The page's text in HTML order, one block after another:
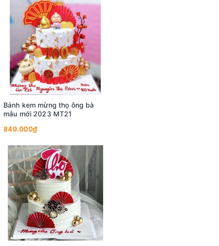
Bánh kem mừng thọ ông bà
mẫu mới 2023 MT21
849.000₫